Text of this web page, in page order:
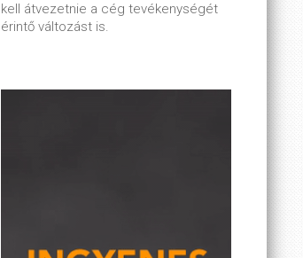
kell átvezetnie a cég tevékenységét
érintő változást is.